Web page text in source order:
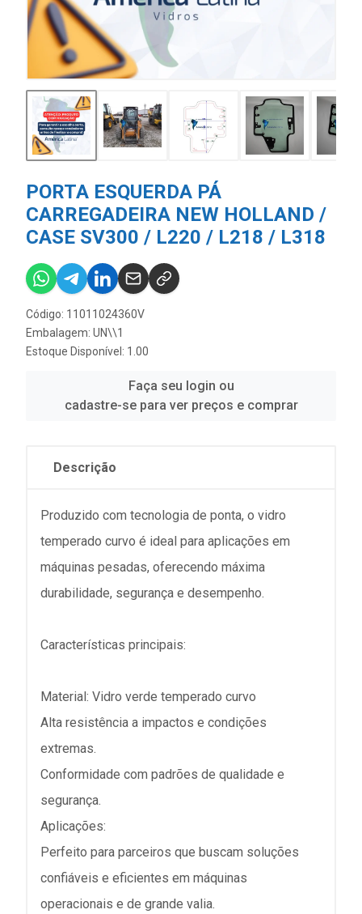
PORTA ESQUERDA PÁ
CARREGADEIRA NEW HOLLAND /
CASE SV300 / L220 / L218 / L318
Código: 11011024360V
Embalagem: UN\\1
Estoque Disponível: 1.00
Faça seu login ou
cadastre-se para ver preços e comprar
Descrição
Produzido com tecnologia de ponta, o vidro
temperado curvo é ideal para aplicações em
máquinas pesadas, oferecendo máxima
durabilidade, segurança e desempenho.
Características principais:
Material: Vidro verde temperado curvo
Alta resistência a impactos e condições
extremas.
Conformidade com padrões de qualidade e
segurança.
Aplicações:
Perfeito para parceiros que buscam soluções
confiáveis e eficientes em máquinas
operacionais e de grande valia.